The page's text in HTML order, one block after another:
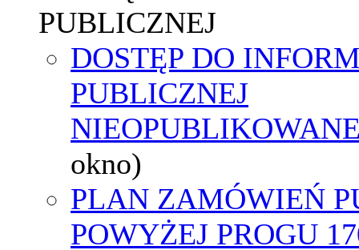
PUBLICZNEJ
DOSTĘP DO
PUBLICZNEJ
okno)
PLAN ZAMÓWIEŃ
POWYŻEJ PROGU